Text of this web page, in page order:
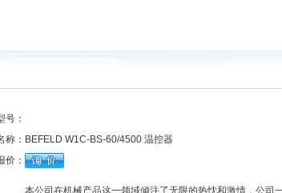
号：
称： BEFELD W1C-BS-60/4500 温控器
价：
本公司在机械产品这一领域倾注了无限的热忱和激情，公司